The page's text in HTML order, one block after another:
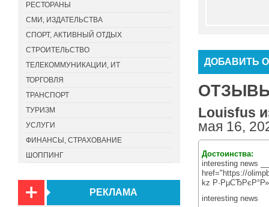
ДОБАВИТЬ
Louisfus
мая 16,
Достоинства:
interesting news
href="https://
kz
interesting news
РЕСТОРАНЫ
СМИ, ИЗДАТЕЛЬСТВА
СПОРТ, АКТИВНЫЙ ОТДЫХ
СТРОИТЕЛЬСТВО
ТЕЛЕКОММУНИКАЦИИ, ИТ
ТОРГОВЛЯ
ТРАНСПОРТ
ТУРИЗМ
УСЛУГИ
ФИНАНСЫ, СТРАХОВАНИЕ
ШОППИНГ
РЕКЛАМА